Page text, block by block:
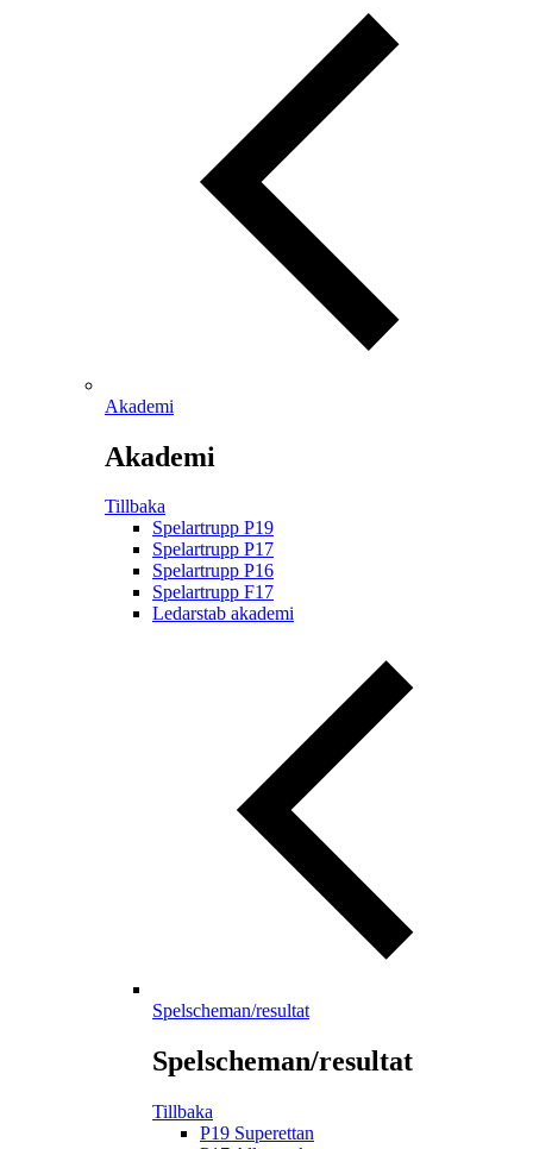
Akademi
Akademi
Tillbaka
Spelartrupp P19
Spelartrupp P17
Spelartrupp P16
Spelartrupp F17
Ledarstab akademi
Spelscheman/resultat
Spelscheman/resultat
Tillbaka
P19 Superettan